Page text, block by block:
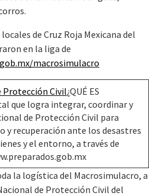
de Cruz Roja Mexicana del
en la liga de
macrosimulacro
Protección Civil¿QUÉ ES
que logra integrar, coordinar y
de Protección Civil para
y recuperación ante los desastres
y el entorno, a través de
la logística del Macrosimulacro, a
de Protección Civil del